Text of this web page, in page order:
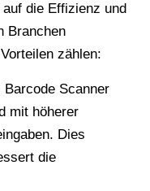
die Effizienz und
Branchen
zählen:
Barcode Scanner
mit höherer
Dies
die